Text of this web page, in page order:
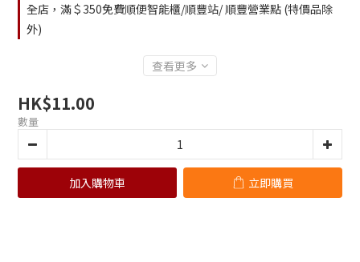
全店，滿＄350免費順便智能櫃/順豐站/ 順豐營業點 (特價品除
外)
查看更多
HK$11.00
數量
加入購物車 立即購買